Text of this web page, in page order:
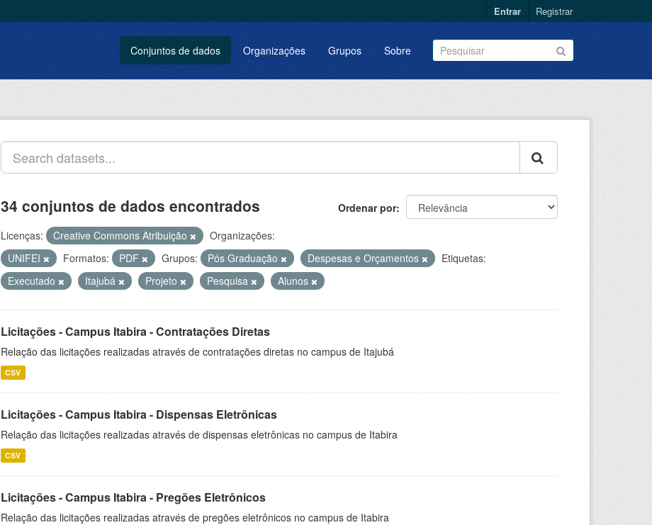
Entrar Registrar
Conjuntos de dados Organizações Grupos Sobre
Ordenar por
34 conjuntos de dados encontrados
Licenças: Creative Commons Atribuição
Organizações:
UNIFEI
Formatos: PDF Grupos: Pós Graduação Despesas e Orçamentos
Etiquetas:
Executado
Itajubá Projeto Pesquisa Alunos
Licitações - Campus Itabira - Contratações Diretas
Relação das licitações realizadas através de contratações diretas no campus de Itajubá
CSV
Licitações - Campus Itabira - Dispensas Eletrônicas
Relação das licitações realizadas através de dispensas eletrônicas no campus de Itabira
CSV
Licitações - Campus Itabira - Pregões Eletrônicos
Relação das licitações realizadas através de pregões eletrônicos no campus de Itabira